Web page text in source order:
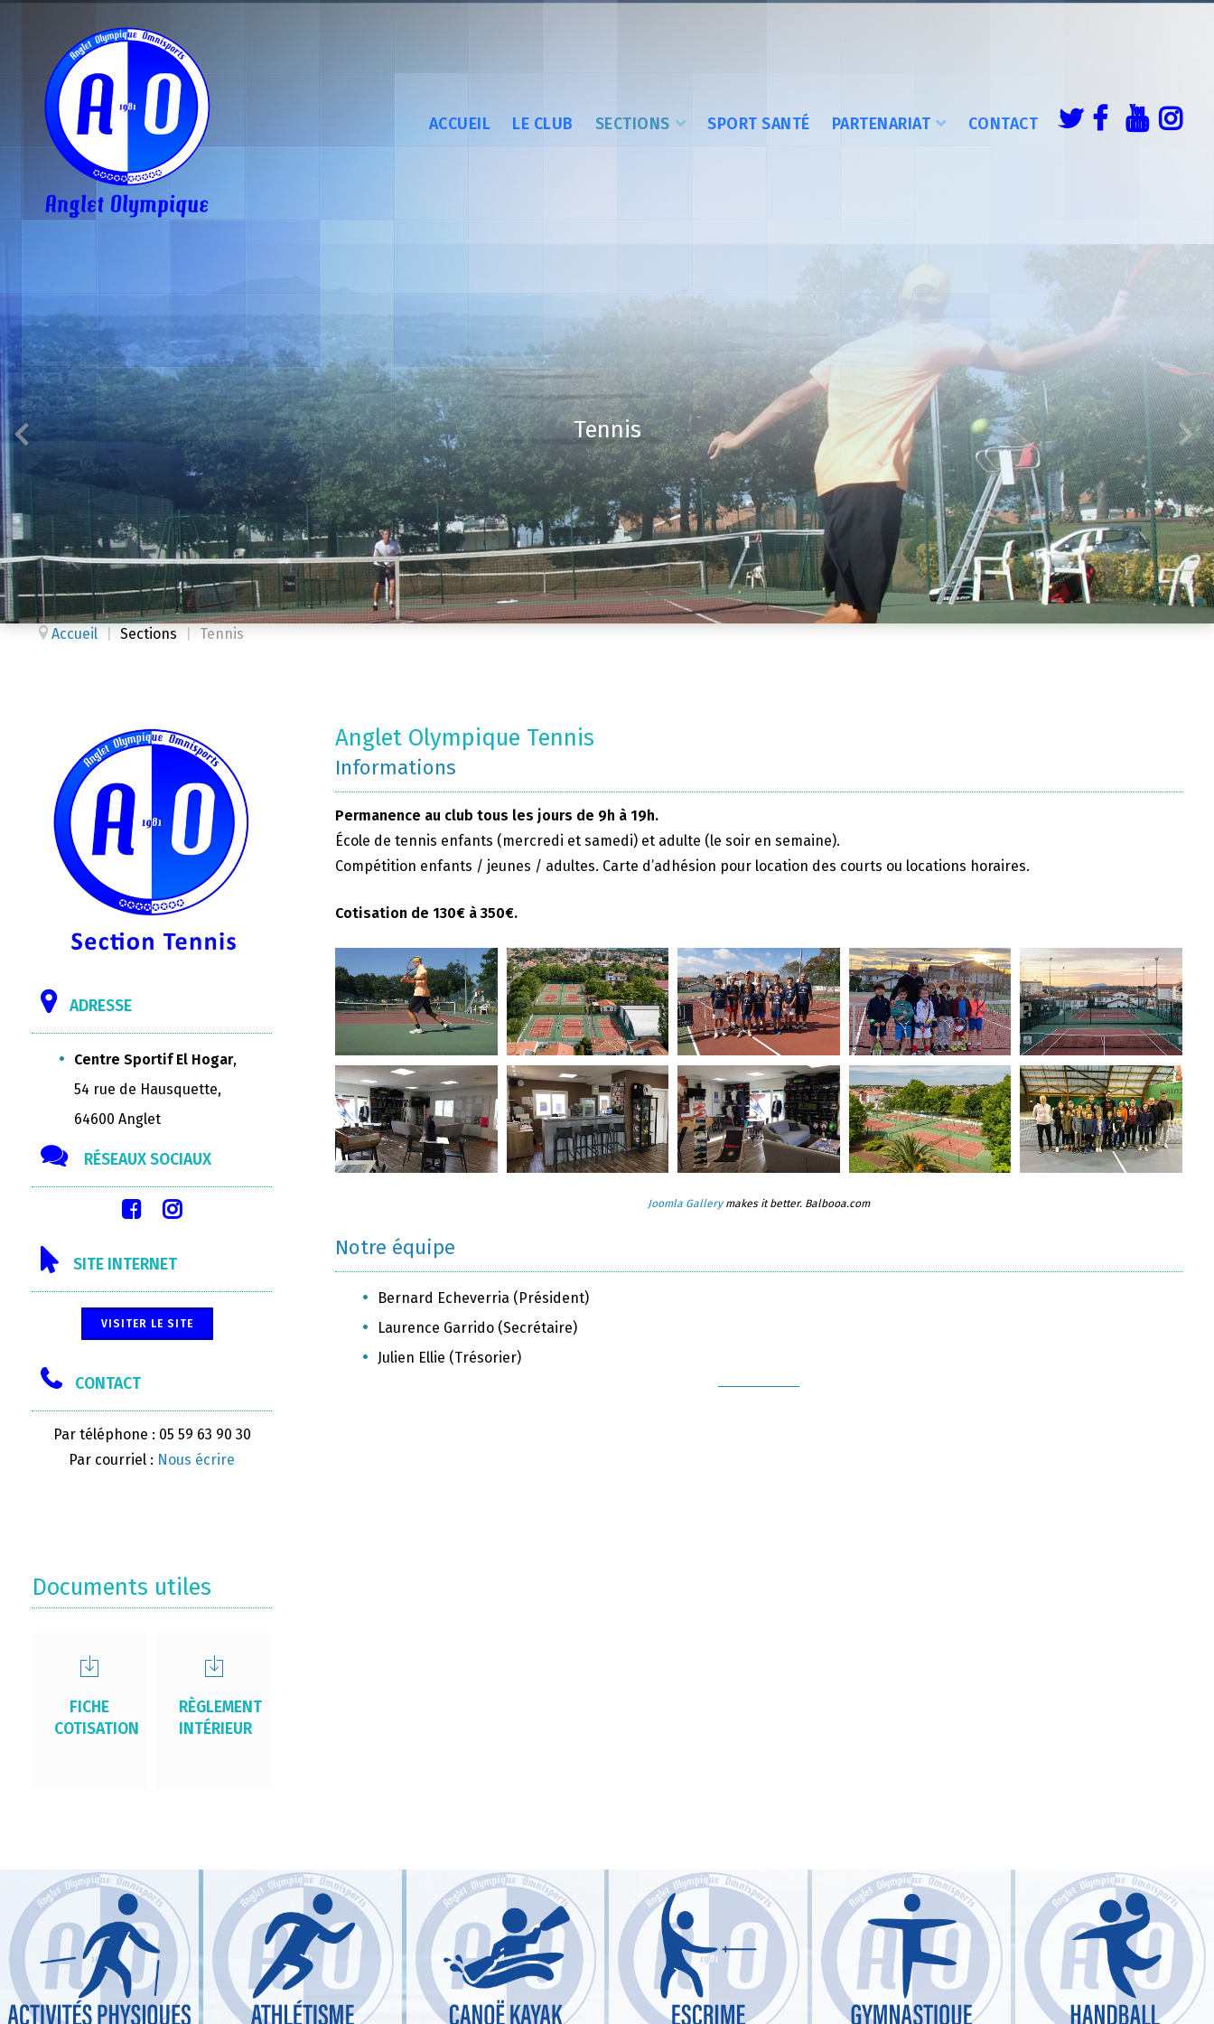
ACCUEIL LE CLUB SECTIONS SPORT SANTÉ PARTENARIAT CONTACT
Tennis
Accueil Sections Tennis
ADRESSE
Centre Sportif El Hogar,
54 rue de Hausquette,
64600 Anglet
RÉSEAUX SOCIAUX
SITE INTERNET
VISITER LE SITE
CONTACT
Par téléphone : 05 59 63 90 30
Par courriel : Nous écrire
Documents utiles
FICHE
COTISATION
RÈGLEMENT
INTÉRIEUR
Anglet Olympique Tennis
Informations
Permanence au club tous les jours de 9h à 19h.
École de tennis enfants (mercredi et samedi) et adulte (le soir en semaine).
Compétition enfants / jeunes / adultes. Carte d’adhésion pour location des courts ou locations horaires.
Cotisation de 130€ à 350€.
Joomla Gallerymakes it better. Balbooa.com
Notre équipe
Bernard Echeverria (Président)
Laurence Garrido (Secrétaire)
Julien Ellie (Trésorier)